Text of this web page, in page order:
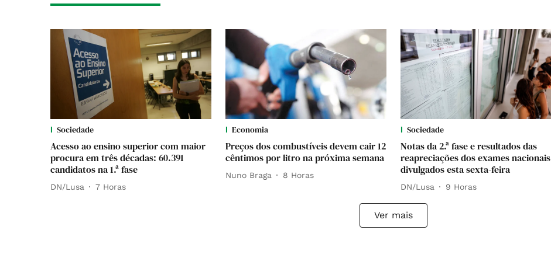
Sociedade
Acesso ao ensino superior com maior
procura em três décadas: 60.391
candidatos na 1.ª fase
DN/Lusa 7 Horas
Economia
Preços dos combustíveis devem cair 12
cêntimos por litro na próxima semana
Nuno Braga 8 Horas
Sociedade
Notas da 2.ª fase e resultados das
reapreciações dos exames nacionais
divulgados esta sexta-feira
DN/Lusa 9 Horas
Ver mais